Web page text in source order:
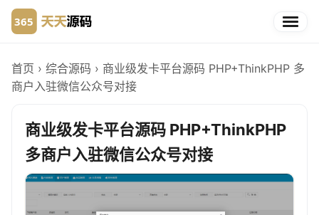
首页 › 综合源码 › 商业级发卡平台源码 PHP+ThinkPHP 多
商户入驻微信公众号对接
商业级发卡平台源码 PHP+ThinkPHP
多商户入驻微信公众号对接